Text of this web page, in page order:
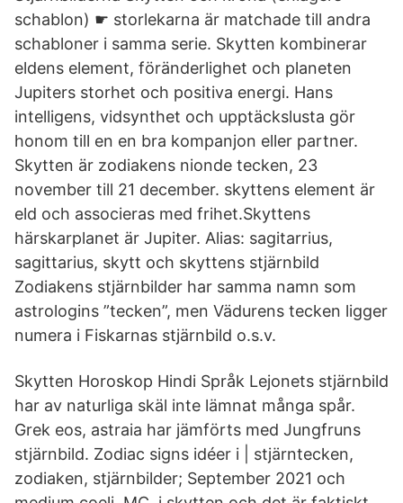
schablon) ☛ storlekarna är matchade till andra
schabloner i samma serie. Skytten kombinerar
eldens element, föränderlighet och planeten
Jupiters storhet och positiva energi. Hans
intelligens, vidsynthet och upptäckslusta gör
honom till en en bra kompanjon eller partner.
Skytten är zodiakens nionde tecken, 23
november till 21 december. skyttens element är
eld och associeras med frihet.Skyttens
härskarplanet är Jupiter. Alias: sagitarrius,
sagittarius, skytt och skyttens stjärnbild
Zodiakens stjärnbilder har samma namn som
astrologins ”tecken”, men Vädurens tecken ligger
numera i Fiskarnas stjärnbild o.s.v.
Skytten Horoskop Hindi Språk Lejonets stjärnbild
har av naturliga skäl inte lämnat många spår.
Grek eos, astraia har jämförts med Jungfruns
stjärnbild. Zodiac signs idéer i | stjärntecken,
zodiaken, stjärnbilder; September 2021 och